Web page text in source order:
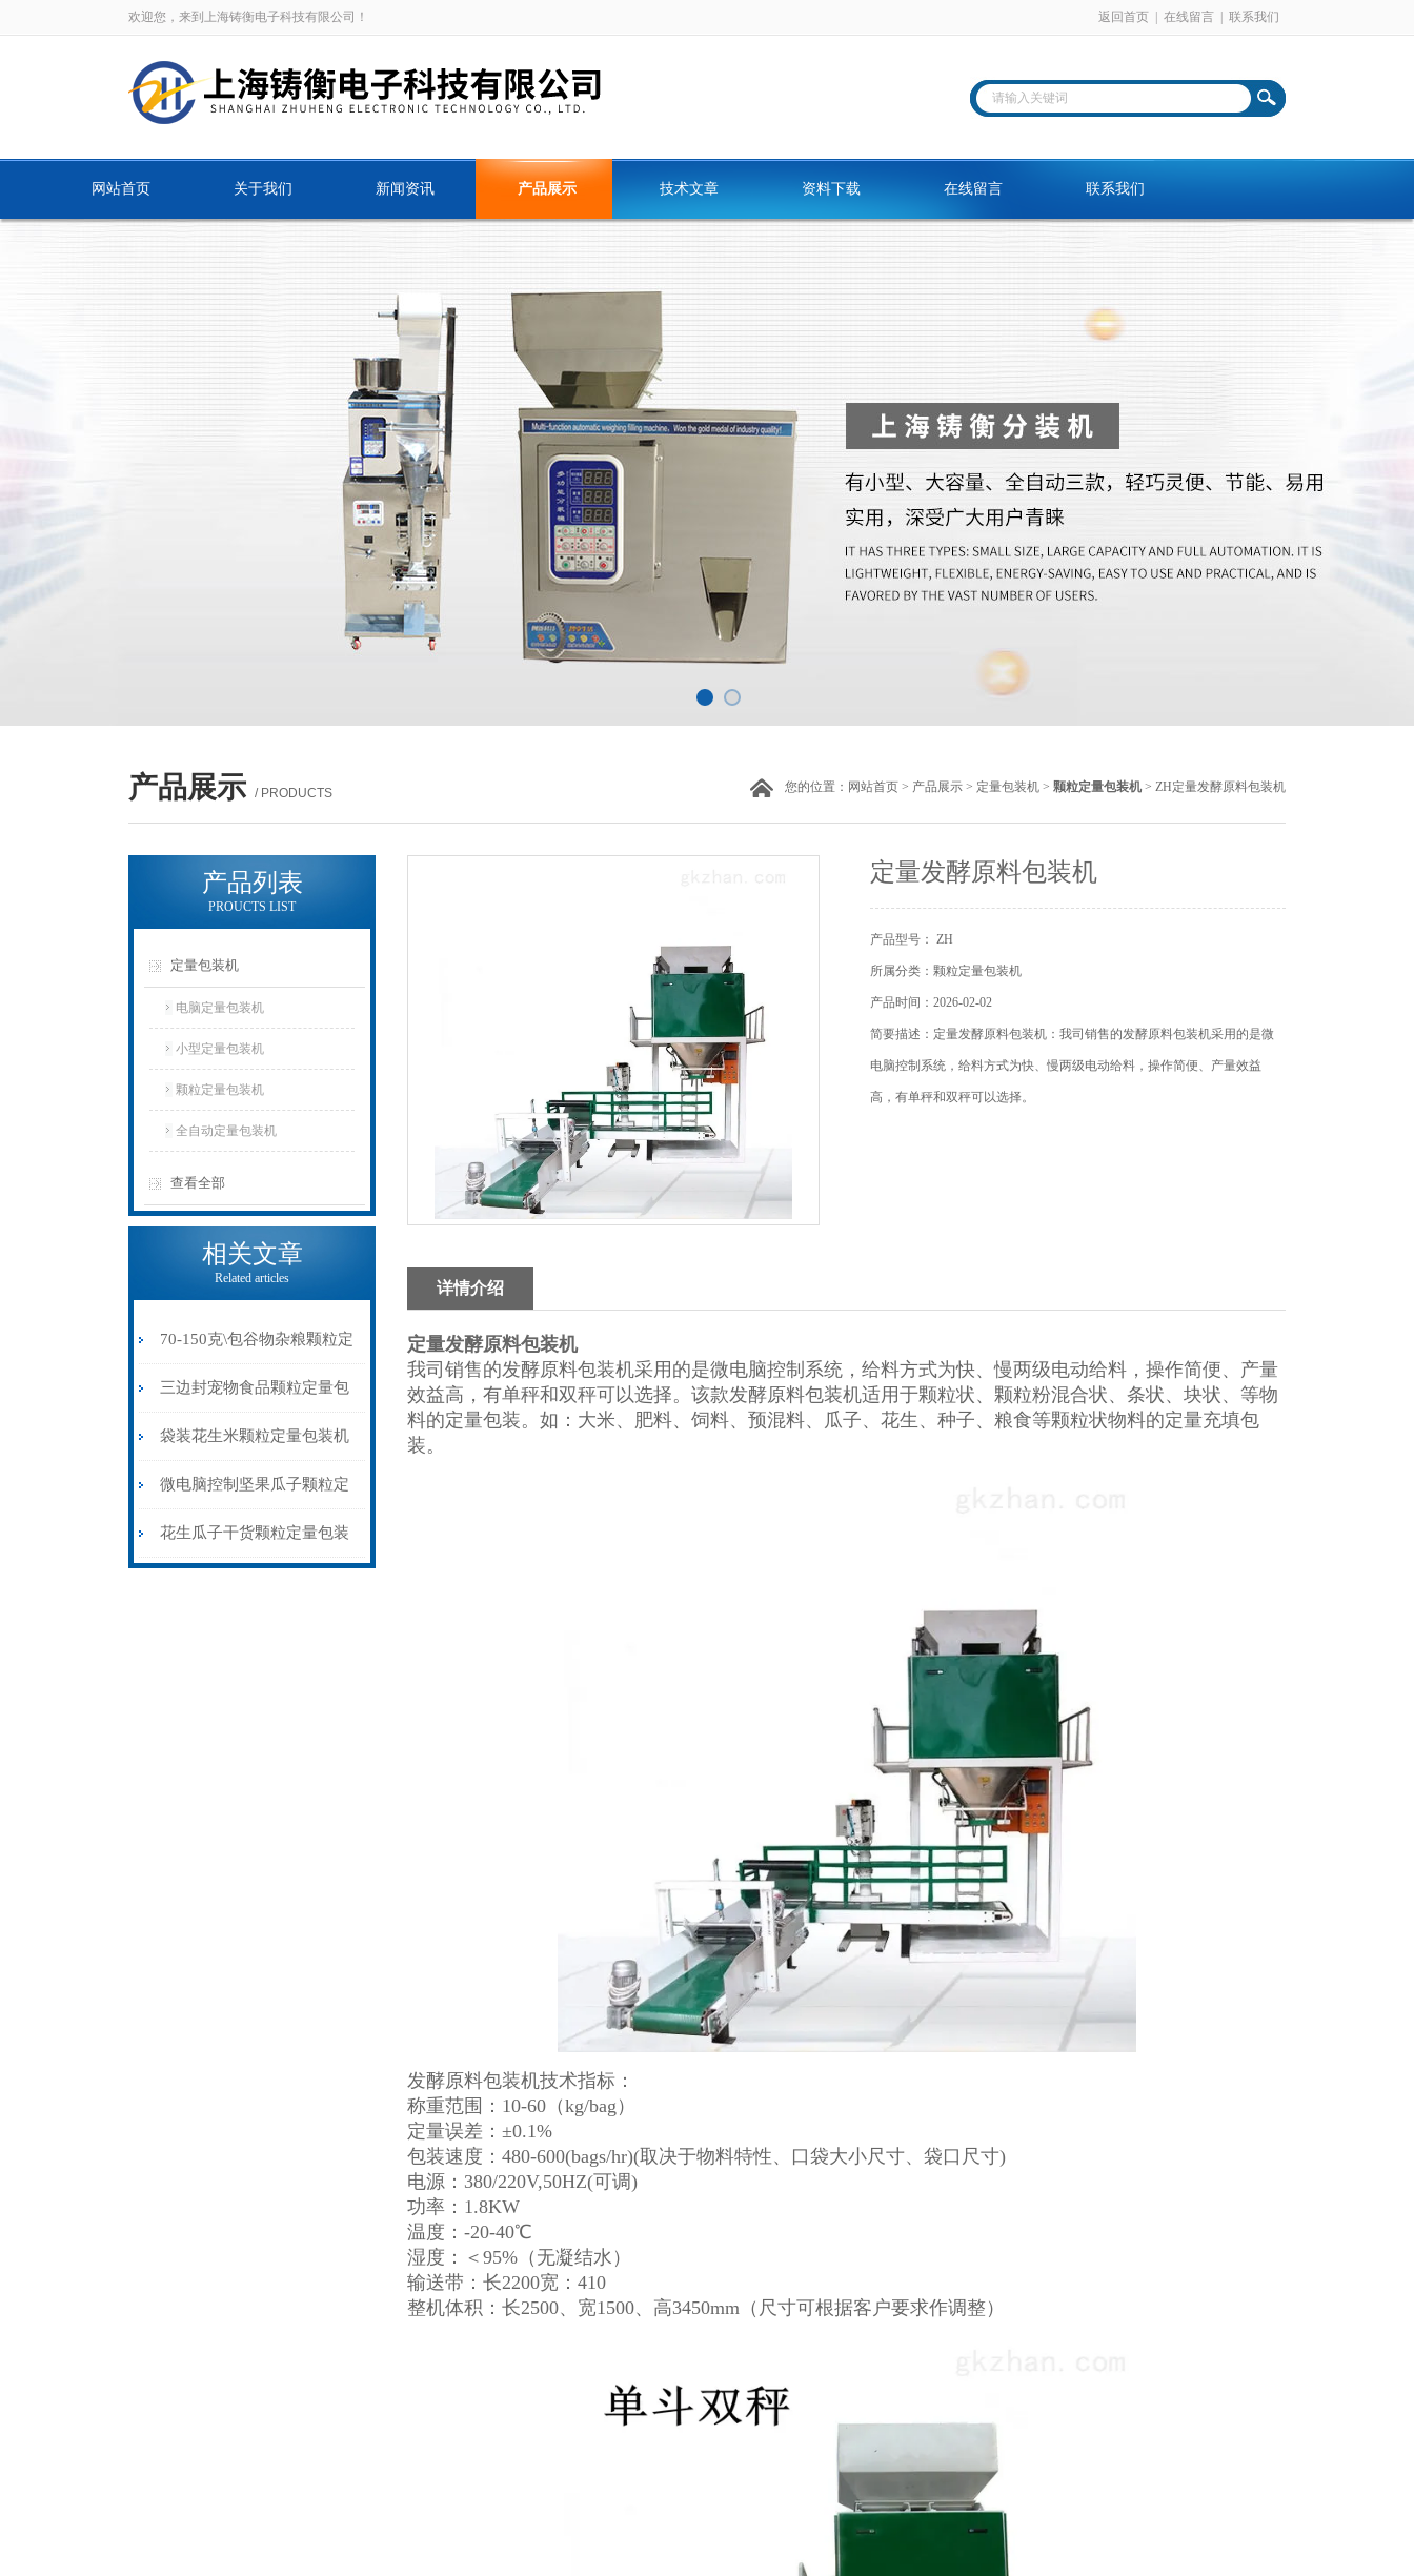
欢迎您，来到上海铸衡电子科技有限公司！ 返回首页 在线留言 联系我们
网站首页 关于我们 新闻资讯 产品展示 技术文章 资料下载 在线留言 联系我们
产品展示 / PRODUCTS 您的位置： 网站首页 > 产品展示 > 定量包装机 > 颗粒定量包装机 > ZH定量发酵原料包装机
产品列表
PROUCTS LIST
定量包装机
电脑定量包装机
小型定量包装机
颗粒定量包装机
全自动定量包装机
查看全部
相关文章
Related articles
70-150克\包谷物杂粮颗粒定
量包装机制袋封口一体
三边封宠物食品颗粒定量包
装机称重封口一体
袋装花生米颗粒定量包装机
1公斤背封价格
微电脑控制坚果瓜子颗粒定
量包装机三边封价格
花生瓜子干货颗粒定量包装
定量发酵原料包装机
产品型号： ZH
所属分类：颗粒定量包装机
产品时间：2026-02-02
简要描述：定量发酵原料包装机：我司销售的发酵原料包装机​采用的是微
电脑控制系统，给料方式为快、慢两级电动给料，操作简便、产量效益
高，有单秤和双秤可以选择。
详情介绍
定量发酵原料包装机
我司销售的发酵原料包装机采用的是微电脑控制系统，给料方式为快、慢两级电动给料，操作简便、产量
效益高，有单秤和双秤可以选择。该款发酵原料包装机适用于颗粒状、颗粒粉混合状、条状、块状、等物
料的定量包装。如：大米、肥料、饲料、预混料、瓜子、花生、种子、粮食等颗粒状物料的定量充填包
装。
发酵原料包装机技术指标：
称重范围：10-60（kg/bag）
定量误差：±0.1%
包装速度：480-600(bags/hr)(取决于物料特性、口袋大小尺寸、袋口尺寸)
电源：380/220V,50HZ(可调)
功率：1.8KW
温度：-20-40℃
湿度：＜95%（无凝结水）
输送带：长2200宽：410
整机体积：长2500、宽1500、高3450mm（尺寸可根据客户要求作调整）